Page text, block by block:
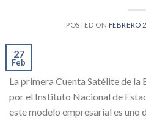
POSTED ON FEBRERO
27
Feb
La primera Cuenta Satélite de la
por el Instituto Nacional de
este modelo empresarial es uno